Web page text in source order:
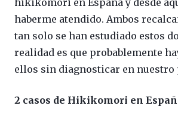
hikikomori en España y desde
haberme atendido. Ambos
tan solo se han estudiado estos
realidad es que probablemente
ellos sin diagnosticar en nuestro
2 casos de Hikikomori en